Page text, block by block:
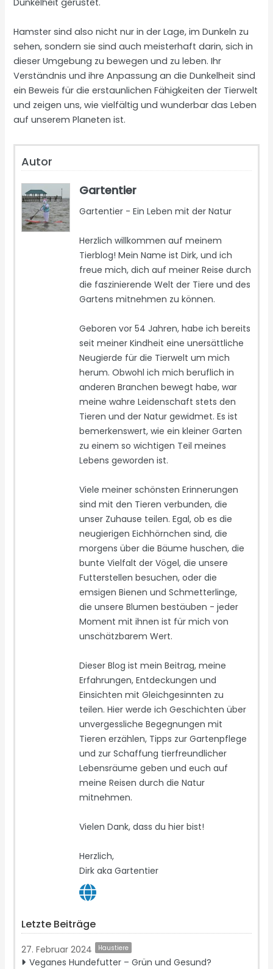
Dunkelheit gerüstet.
Hamster sind also nicht nur in der Lage, im Dunkeln zu
sehen, sondern sie sind auch meisterhaft darin, sich in
dieser Umgebung zu bewegen und zu leben. Ihr
Verständnis und ihre Anpassung an die Dunkelheit sind
ein Beweis für die erstaunlichen Fähigkeiten der Tierwelt
und zeigen uns, wie vielfältig und wunderbar das Leben
auf unserem Planeten ist.
Autor
Gartentier
Gartentier - Ein Leben mit der Natur
Herzlich willkommen auf meinem
Tierblog! Mein Name ist Dirk, und ich
freue mich, dich auf meiner Reise durch
die faszinierende Welt der Tiere und des
Gartens mitnehmen zu können.
Geboren vor 54 Jahren, habe ich bereits
seit meiner Kindheit eine unersättliche
Neugierde für die Tierwelt um mich
herum. Obwohl ich mich beruflich in
anderen Branchen bewegt habe, war
meine wahre Leidenschaft stets den
Tieren und der Natur gewidmet. Es ist
bemerkenswert, wie ein kleiner Garten
zu einem so wichtigen Teil meines
Lebens geworden ist.
Viele meiner schönsten Erinnerungen
sind mit den Tieren verbunden, die
unser Zuhause teilen. Egal, ob es die
neugierigen Eichhörnchen sind, die
morgens über die Bäume huschen, die
bunte Vielfalt der Vögel, die unsere
Futterstellen besuchen, oder die
emsigen Bienen und Schmetterlinge,
die unsere Blumen bestäuben - jeder
Moment mit ihnen ist für mich von
unschätzbarem Wert.
Dieser Blog ist mein Beitrag, meine
Erfahrungen, Entdeckungen und
Einsichten mit Gleichgesinnten zu
teilen. Hier werde ich Geschichten über
unvergessliche Begegnungen mit
Tieren erzählen, Tipps zur Gartenpflege
und zur Schaffung tierfreundlicher
Lebensräume geben und euch auf
meine Reisen durch die Natur
mitnehmen.
Vielen Dank, dass du hier bist!
Herzlich,
Dirk aka Gartentier
Letzte Beiträge
27. Februar 2024 Haustiere
Veganes Hundefutter – Grün und Gesund?